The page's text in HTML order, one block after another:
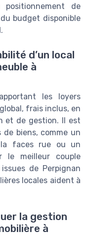
positionnement de
budget disponible
d’un local
à
les loyers
frais inclus, en
et de gestion. Il est
biens, comme un
faces rue ou un
le meilleur couple
de Perpignan
locales aident à
la gestion
à